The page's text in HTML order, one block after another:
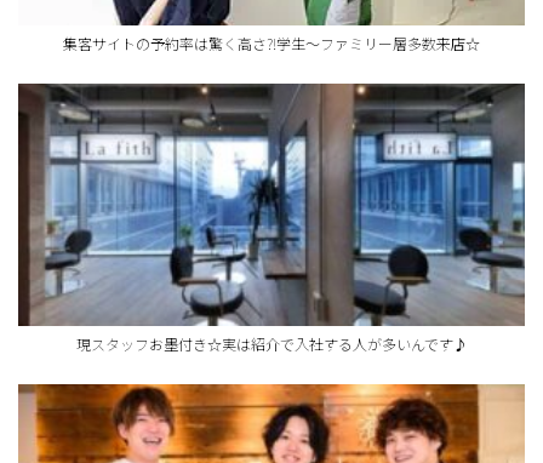
集客サイトの予約率は驚く高さ?!学生～ファミリー層多数来店☆
現スタッフお墨付き☆実は紹介で入社する人が多いんです♪